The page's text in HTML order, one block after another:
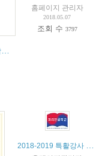
제20회 재외동포문학상 작품 공모
홈페이지 관리자
2018.05.07
조회 수 3797